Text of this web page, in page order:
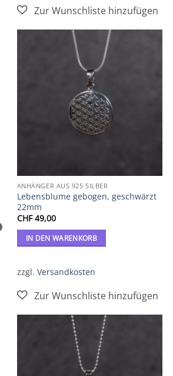
ANHÄNGER AUS 925 SILBER
Lebensblume gebogen, geschwärzt
22mm
CHF49,00
IN DEN WARENKORB
zzgl. Versandkosten